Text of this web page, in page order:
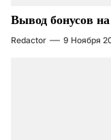
Вывод бонусов
Redactor 9 Ноября